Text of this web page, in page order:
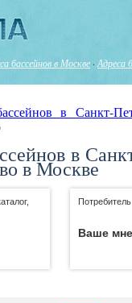
бассейнов в Москве · Адреса
в Санкт-
в
в Москве
Ваше